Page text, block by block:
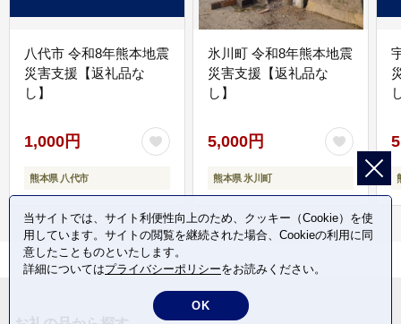
八代市 令和8年熊本地震
災害支援【返礼品な
し】
1,000円
熊本県 八代市
氷川町 令和8年熊本地震
災害支援【返礼品な
し】
5,000円
熊本県 氷川町
当サイトでは、サイト利便性向上のため、クッキー（Cookie）を使
用しています。サイトの閲覧を継続された場合、Cookieの利用に同
意したことものといたします。
詳細についてはプライバシーポリシーをお読みください。
OK